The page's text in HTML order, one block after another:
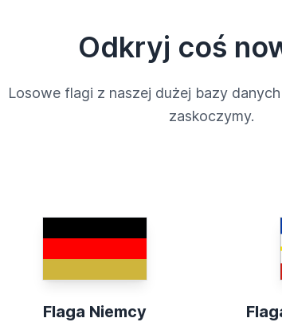
Odkryj coś
Losowe flagi z naszej dużej bazy
zaskoczymy.
Flaga Niemcy